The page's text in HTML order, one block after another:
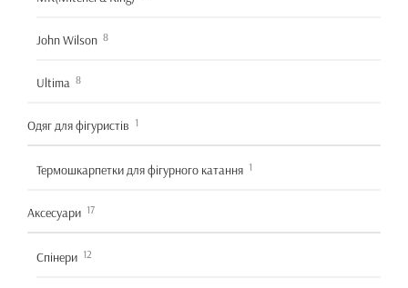
John Wilson 8
Ultima 8
Одяг для фігуристів 1
Термошкарпетки для фігурного катання 1
Аксесуари 17
Спінери 12